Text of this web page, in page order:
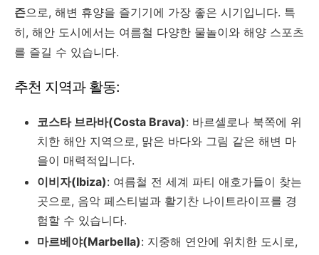
즌으로, 해변 휴양을 즐기기에 가장 좋은 시기입니다. 특
히, 해안 도시에서는 여름철 다양한 물놀이와 해양 스포츠
를 즐길 수 있습니다.
추천 지역과 활동:
코스타 브라바(Costa Brava): 바르셀로나 북쪽에 위
치한 해안 지역으로, 맑은 바다와 그림 같은 해변 마
을이 매력적입니다.
이비자(Ibiza): 여름철 전 세계 파티 애호가들이 찾는
곳으로, 음악 페스티벌과 활기찬 나이트라이프를 경
험할 수 있습니다.
마르베야(Marbella): 지중해 연안에 위치한 도시로,